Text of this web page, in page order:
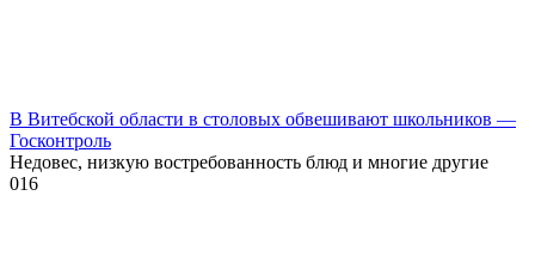
В Витебской области в столовых обвешивают школьников —
Госконтроль
Недовес, низкую востребованность блюд и многие другие
016